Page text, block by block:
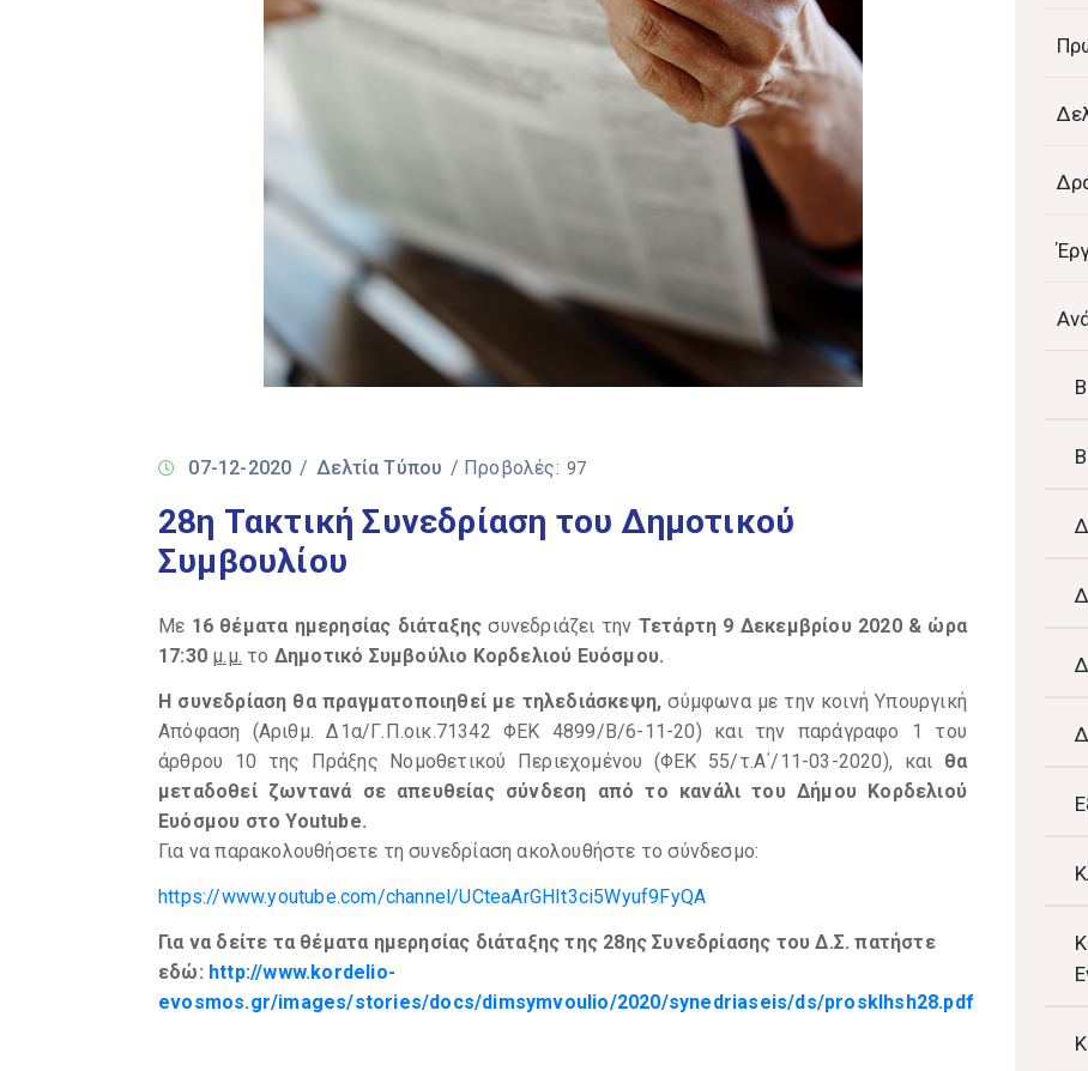
07-12-2020 / Δελτία Τύπου / Προβολές: 97
28η Τακτική Συνεδρίαση του Δημοτικού
Συμβουλίου
Με 16 θέματα ημερησίας διάταξηςσυνεδριάζει την Τετάρτη 9 Δεκεμβρίου 2020 & ώρα
17:30 μ.μ. το Δημοτικό Συμβούλιο Κορδελιού Ευόσμου.
Η συνεδρίαση θα πραγματοποιηθεί με τηλεδιάσκεψη, σύμφωνα με την κοινή Υπουργική
Απόφαση (Αριθμ. Δ1α/Γ.Π.οικ.71342 ΦΕΚ 4899/Β/6-11-20) και την παράγραφο 1 του
άρθρου 10 της Πράξης Νομοθετικού Περιεχομένου (ΦΕΚ 55/τ.Α΄/11-03-2020), και θα
μεταδοθεί ζωντανά σε απευθείας σύνδεση από το κανάλι του Δήμου Κορδελιού
Ευόσμου στοYoutube.
Για να παρακολουθήσετε τη συνεδρίαση ακολουθήστε το σύνδεσμο:
https://www.youtube.com/channel/UCteaArGHIt3ci5Wyuf9FyQA
Για να δείτε τα θέματα ημερησίας διάταξης της 28ης Συνεδρίασης του Δ.Σ. πατήστε
εδώ: http://www.kordelio-
evosmos.gr/images/stories/docs/dimsymvoulio/2020/synedriaseis/ds/prosklhsh28.pdf